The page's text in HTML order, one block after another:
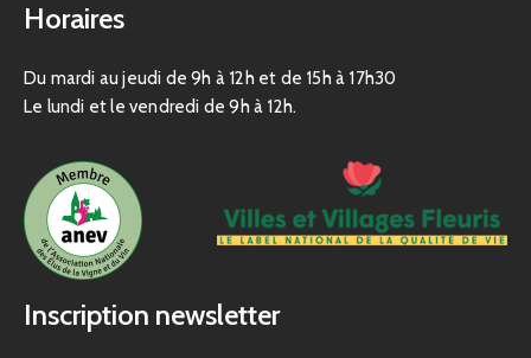
Horaires
Du mardi au jeudi de 9h à 12h et de 15h à 17h30
Le lundi et le vendredi de 9h à 12h.
Inscription newsletter